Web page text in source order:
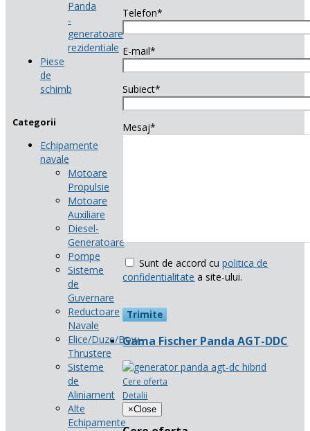
Panda
-
generatoare
rezidentiale
Piese
de
schimb
Telefon*
E-mail*
Subiect*
Mesaj*
Sunt de accord cupolitica de
confidentialitate a site-ului.
Gama Fischer Panda AGT-DDC
Cere oferta
Detalii
×Close
Categorii
Echipamente
navale
Motoare
Propulsie
Motoare
Auxiliare
Diesel-
Generatoare
Pompe
Sisteme
de
Guvernare
Reductoare
Navale
Elice/Duze/Bow-
Thrustere
Sisteme
de
Aliniament
Alte
Echipamente